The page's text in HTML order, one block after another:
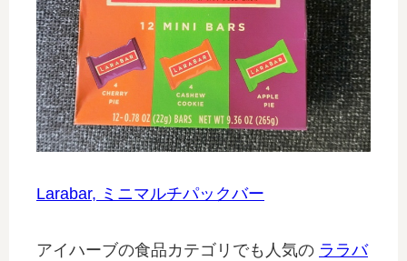
Larabar, ミニマルチパックバー
アイハーブの食品カテゴリでも人気の ララバ